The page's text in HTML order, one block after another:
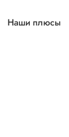
Наши плюсы